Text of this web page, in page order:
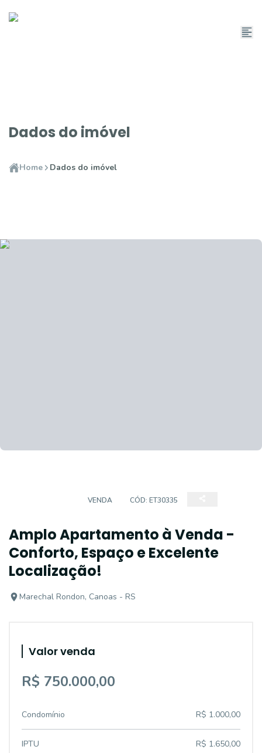
Dados do imóvel
Home Dados do imóvel
VENDA CÓD: ET30335
Amplo Apartamento à Venda -
Conforto, Espaço e Excelente
Localização!
Marechal Rondon, Canoas - RS
Valor venda
R$ 750.000,00
Condomínio R$ 1.000,00
IPTU R$ 1.650,00